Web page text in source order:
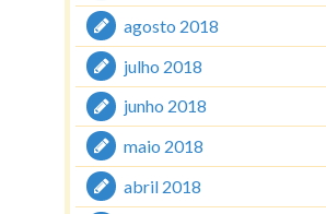
agosto 2018
julho 2018
junho 2018
maio 2018
abril 2018